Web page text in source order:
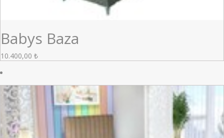
Babys Baza
10.400,00 ₺